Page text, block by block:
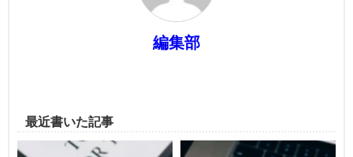
編集部
最近書いた記事